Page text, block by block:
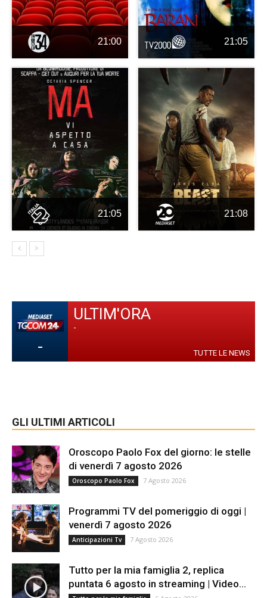
21:00 21:05
21:05 21:08
-
ULTIM'ORA
-
TUTTE LE NEWS
GLI ULTIMI ARTICOLI
Oroscopo Paolo Fox del giorno: le stelle
di venerdì 7 agosto 2026
Oroscopo Paolo Fox 7 Agosto 2026
Programmi TV del pomeriggio di oggi |
venerdì 7 agosto 2026
Anticipazioni Tv 7 Agosto 2026
Tutto per la mia famiglia 2, replica
puntata 6 agosto in streaming | Video...